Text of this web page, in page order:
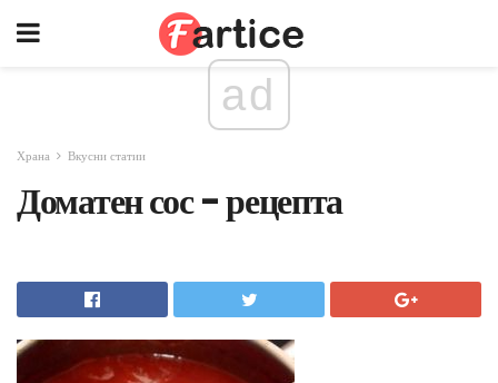
ad
Храна Вкусни статии
Доматен сос - рецепта